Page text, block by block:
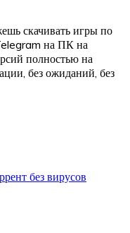
скачивать игры по
на ПК на
полностью на
без ожиданий, без